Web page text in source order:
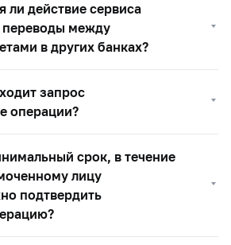
ли действие сервиса
переводы между
в других банках?
запрос
операции?
срок, в течение
лицу
подтвердить